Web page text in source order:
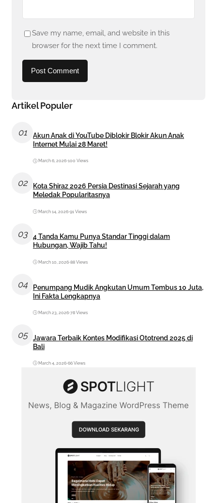
Save my name, email, and website in this
browser for the next time I comment.
Artikel Populer
01
Akun Anak di YouTube Diblokir Blokir Akun Anak
Internet Mulai 28 Maret!
March 6, 2026•100 Views
02
Kota Shiraz 2026 Persia Destinasi Sejarah yang
Meledak Popularitasnya
March 14, 2026•91 Views
03
4 Tanda Kamu Punya Standar Tinggi dalam
Hubungan, Wajib Tahu!
March 10, 2026•88 Views
04
Penumpang Mudik Angkutan Umum Tembus 10 Juta,
Ini Fakta Lengkapnya
March 23, 2026•78 Views
05
Jawara Terbaik Kontes Modifikasi Ototrend 2025 di
Bali
March 4, 2026•66 Views